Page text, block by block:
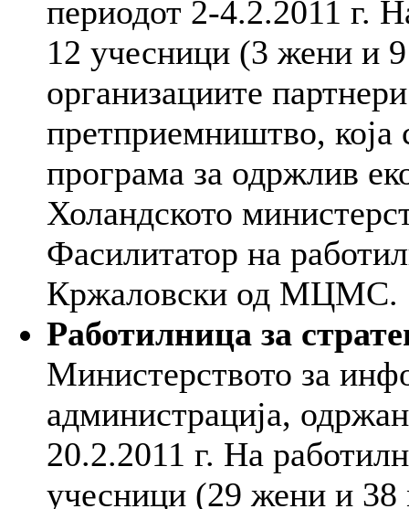
периодот 2-4.2.2011 г.
12 учесници (3 жени и
организациите
претприемништво, која
програма за одржлив
Холандското
Фасилитатор на
Кржаловски од МЦМС.
Работилница за
Министерството за
администрација,
20.2.2011 г. На
учесници (29 жени и